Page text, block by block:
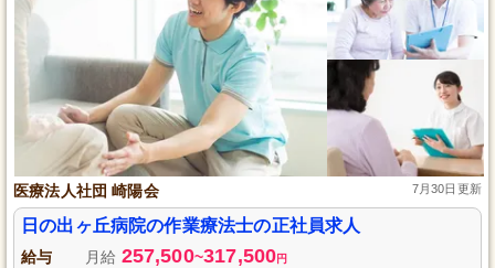
医療法人社団 崎陽会 7月30日更新
日の出ヶ丘病院の作業療法士の正社員求人
給与 月給 257,500~317,500円